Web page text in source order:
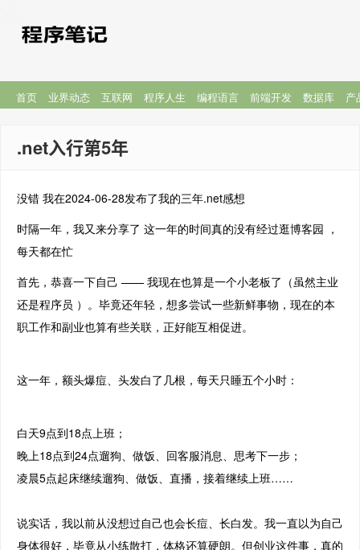
首页 业界动态 互联网 程序人生 编程语言 前端开发 数据库 产
.net入行第5年
没错 我在2024-06-28发布了我的三年.net感想
时隔一年，我又来分享了 这一年的时间真的没有经过逛博客园 ，
每天都在忙
首先，恭喜一下自己 —— 我现在也算是一个小老板了（虽然主业
还是程序员 ）。毕竟还年轻，想多尝试一些新鲜事物，现在的本
职工作和副业也算有些关联，正好能互相促进。
这一年，额头爆痘、头发白了几根，每天只睡五个小时：
白天9点到18点上班；
晚上18点到24点遛狗、做饭、回客服消息、思考下一步；
凌晨5点起床继续遛狗、做饭、直播，接着继续上班……
说实话，我以前从没想过自己也会长痘、长白发。我一直以为自己
身体很好，毕竟从小练散打，体格还算硬朗。但创业这件事，真的